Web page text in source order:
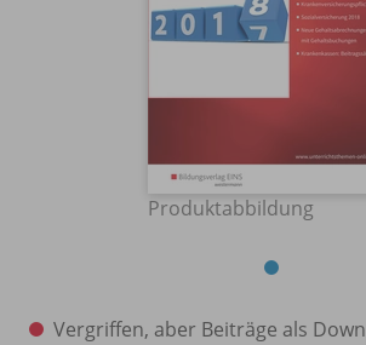
Produktabbildung
Vergriffen, aber Beiträge als